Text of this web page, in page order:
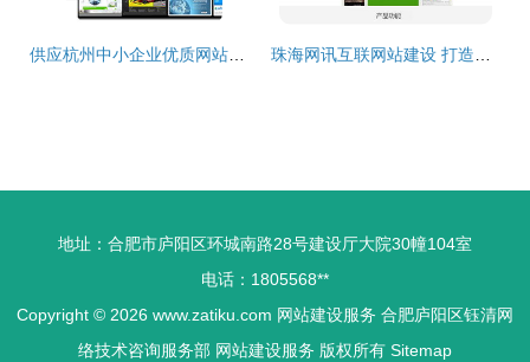
地址：合肥市庐阳区环城南路28号建设厅大院30幢104室
电话：1805568**
Copyright © 2026 www.zatiku.com 网站建设服务 合肥庐阳区钰清网
络技术咨询服务部 网站建设服务 版权所有 Sitemap